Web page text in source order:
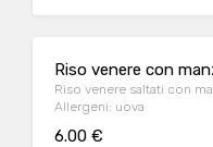
Riso venere con
Riso venere saltati con
Allergeni: uova
6.00 €